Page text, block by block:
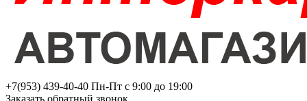
+7(953) 439-40-40 Пн-Пт с 9:00 до 19:00
Заказать обратный звонок